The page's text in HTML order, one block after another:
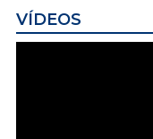
VÍDEOS